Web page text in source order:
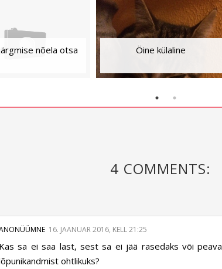
nõela otsa Öine külaline
4 COMMENTS:
16. JAANUAR 2016, KELL 21:25
Kas sa ei saa last, sest sa ei jää rasedaks või
ohtlikuks?